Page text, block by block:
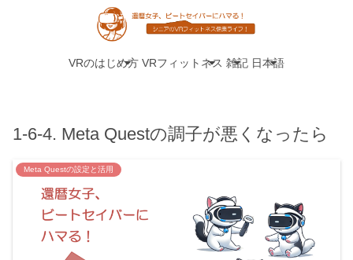
VRのはじめ方 VRフィットネス 雑記 日本語
1-6-4. Meta Questの調子が悪くなったら
Meta Questの設定と活用